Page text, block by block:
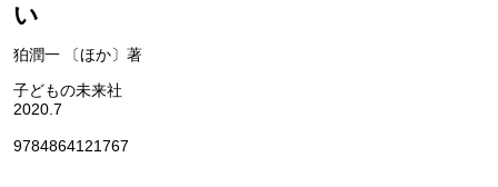
い
狛潤一 〔ほか〕著
子どもの未来社
2020.7
9784864121767